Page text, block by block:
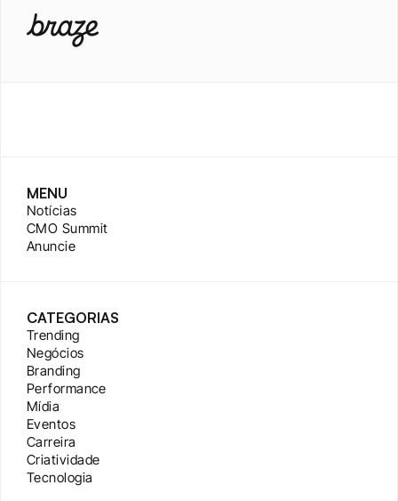
MENU
Notícias
CMO Summit
Anuncie
CATEGORIAS
Trending
Negócios
Branding
Performance
Mídia
Eventos
Carreira
Criatividade
Tecnologia